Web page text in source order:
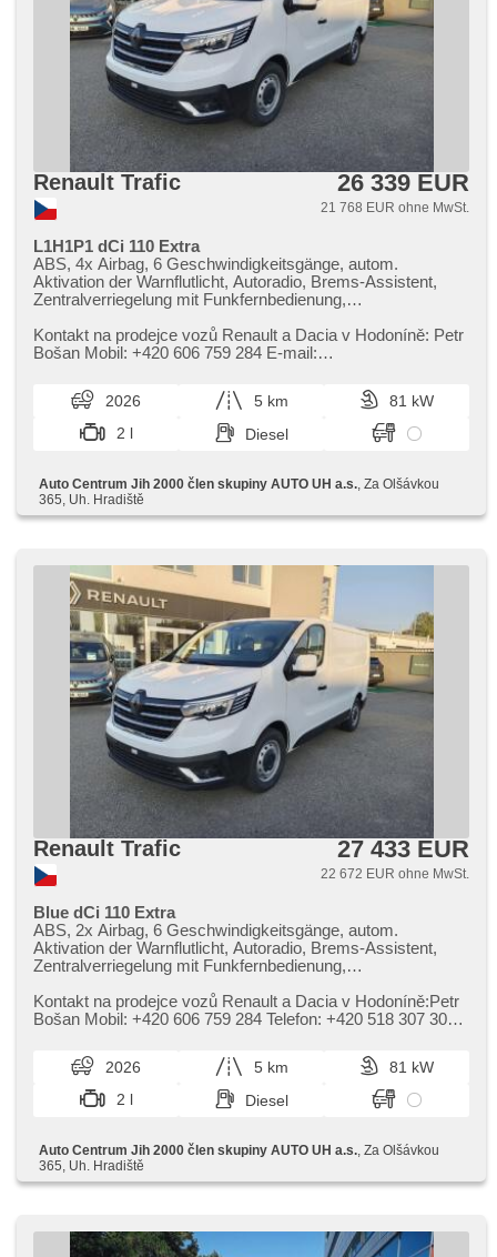
Renault Trafic 26 339 EUR
21 768 EUR ohne MwSt.
L1H1P1 dCi 110 Extra
ABS, 4x Airbag, 6 Geschwindigkeitsgänge, autom.
Aktivation der Warnflutlicht, Autoradio, Brems-Assistent,
Zentralverriegelung mit Funkfernbedienung,
Vorderscheiben, El. Spiegel, Uhr Spur, Wegfahrsperre,
Klimaanlage, Handgetriebe, Multifunktionslenkrad, Lenkrad
Vorderlichter LED, Antriebsschlupfregelung (ASR),
Scheibenwischersensor, Lichtsensor, Reifendrucksensor,
USB, Außenthermometer, beheizte Spiegel,
höheneinstellbare Fahrersitz, Bluetooth, LED denní svícení,
rádia (DAB), Android Auto, Apple CarPlay, parkovací
senzory zadní
Kontakt na prodejce vozů Renault a Dacia v Hodoníně: Petr
Bošan Mobil: ​+420 606 759 284 E​-mail:
2026 5 km
81 kW
2 l
Diesel
Auto Centrum Jih 2000 člen skupiny AUTO UH a.s. , Za Olšávkou
365, Uh. Hradiště
Renault Trafic 27 433 EUR
22 672 EUR ohne MwSt.
Blue dCi 110 Extra
ABS, 2x Airbag, 6 Geschwindigkeitsgänge, autom.
Aktivation der Warnflutlicht, Autoradio, Brems-Assistent,
Zentralverriegelung mit Funkfernbedienung,
Vorderscheiben, El. Spiegel, Uhr Spur, Wegfahrsperre,
Klimaanlage, Handgetriebe, Multifunktionslenkrad, Lenkrad
Vorderlichter LED, Antriebsschlupfregelung (ASR),
Lichtsensor, Reifendrucksensor, USB, Außenthermometer,
beheizte Spiegel, höheneinstellbare Fahrersitz, Bluetooth,
LED denní svícení, hands free, Drehzahlmesser,
Apple CarPlay, parkovací senzory zadní
Kontakt na prodejce vozů Renault a Dacia v Hodoníně:Petr
Bošan Mobil: ​+420 606 759 284 Telefon: ​+420 518 307 303
2026 5 km
81 kW
2 l
Diesel
Auto Centrum Jih 2000 člen skupiny AUTO UH a.s. , Za Olšávkou
365, Uh. Hradiště